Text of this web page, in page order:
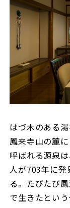
はづ木のある
鳳来寺山の麓
呼ばれる源泉
人が703年に
る。たびたび
で生きたという